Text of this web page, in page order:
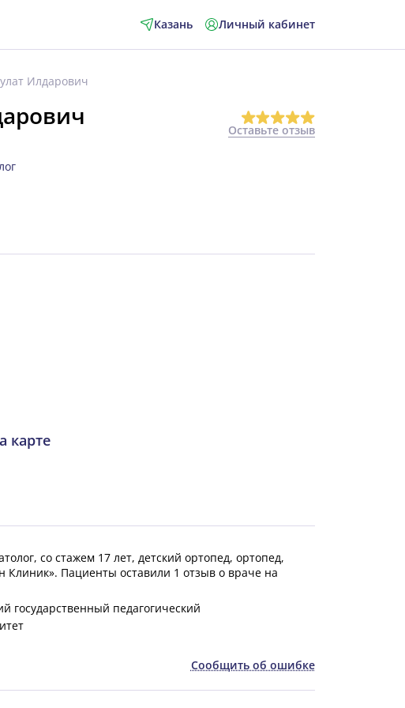
Казань Личный кабинет
Илдарович
Оставьте отзыв
карте
со стажем 17 лет, детский ортопед, ортопед,
Клиник». Пациенты оставили 1 отзыв о враче на
государственный педагогический
Сообщить об ошибке